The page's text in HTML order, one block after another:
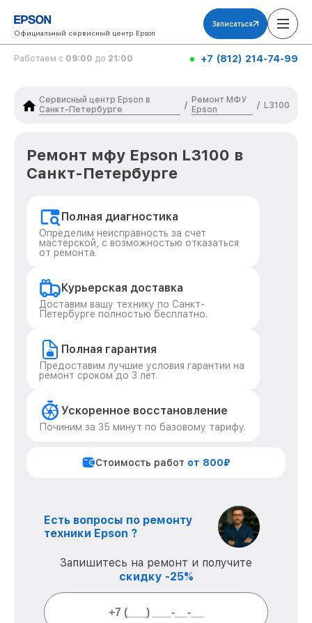
Официальный сервисный центр Epson
Записаться
Работаем с 09:00 до 21:00 +7 (812) 214-74-99
Сервисный центр Epson в
Санкт-Петербурге
/
Ремонт МФУ
Epson
/ L3100
Ремонт мфу Epson L3100 в
Санкт-Петербурге
Полная диагностика
Определим неисправность за счет
мастерской, с возможностью отказаться
от ремонта.
Курьерская доставка
Доставим вашу технику по Санкт-
Петербурге полностью бесплатно.
Полная гарантия
Предоставим лучшие условия гарантии на
ремонт сроком до 3 лет.
Ускоренное восстановление
Починим за 35 минут по базовому тарифу.
Стоимость работ от 800₽
Есть вопросы по ремонту
техники Epson ?
Запишитесь на ремонт и получите
скидку -25%